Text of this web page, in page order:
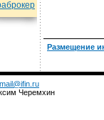
Размещение
mail@ifin.ru
Черемхин